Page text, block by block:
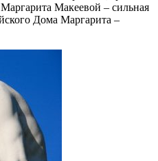
Макеевой – сильная
Дома Маргарита –